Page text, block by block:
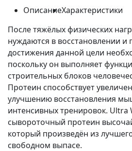
ОписаниеХарактеристики
После тяжёлых физических
нуждаются в восстановлении и
достижения данной цели
поскольку он выполняет
строительных блоков
Протеин способствует
улучшению восстановления
интенсивных тренировок. Ultra
сывороточный протеин
который произведён из
свободном выпасе.